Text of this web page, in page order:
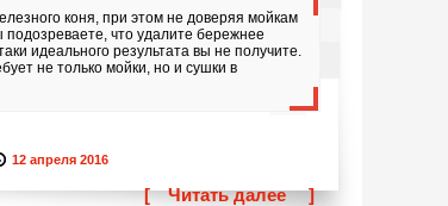
коня, при этом не доверяя мойкам
что удалите бережнее
идеального результата вы не получите.
не только мойки, но и сушки в
12 апреля 2016
[ Читать далее ]